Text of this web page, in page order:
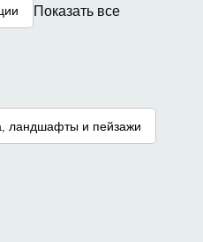
Показать все
ландшафты и пейзажи